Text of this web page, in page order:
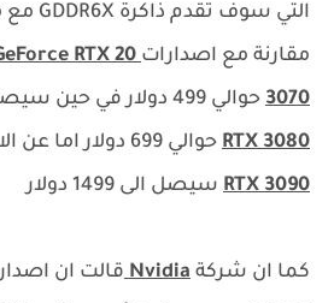
مقارنة مع اصدارات
3070 حوالي 499 دولار في حين سيصل سعر
RTX 3080 حوالي 699 دولار اما عن الاصدار الاخير
RTX 3090 سيصل الى 1499 دولار
كما ان شركة Nvidia قالت ان اصدار